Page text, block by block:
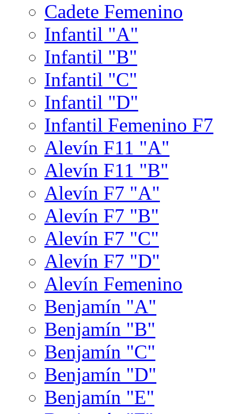
Cadete Femenino
Infantil "A"
Infantil "B"
Infantil "C"
Infantil "D"
Infantil Femenino F7
Alevín F11 "A"
Alevín F11 "B"
Alevín F7 "A"
Alevín F7 "B"
Alevín F7 "C"
Alevín F7 "D"
Alevín Femenino
Benjamín "A"
Benjamín "B"
Benjamín "C"
Benjamín "D"
Benjamín "E"